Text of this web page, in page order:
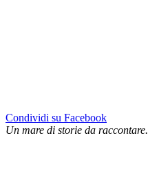
Condividi su Facebook
Un mare di storie da raccontare.